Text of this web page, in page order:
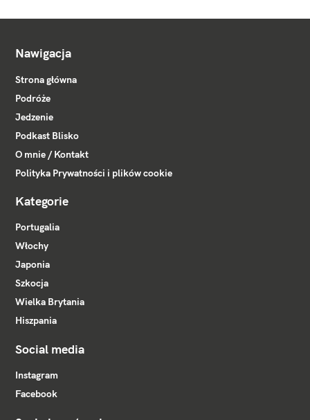
Nawigacja
Strona główna
Podróże
Jedzenie
Podkast Blisko
O mnie / Kontakt
Polityka Prywatności i plików cookie
Kategorie
Portugalia
Włochy
Japonia
Szkocja
Wielka Brytania
Hiszpania
Social media
Instagram
Facebook